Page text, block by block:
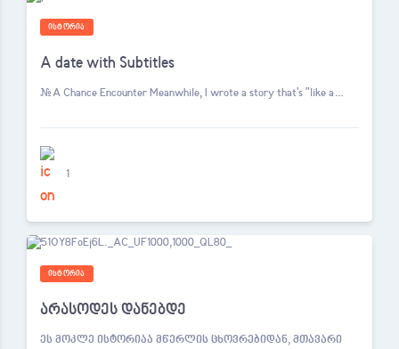
ᲘᲡᲢᲝᲠᲘᲐ
A date with Subtitles
# A Chance Encounter Meanwhile, I wrote a story that's "like a…
1
ᲘᲡᲢᲝᲠᲘᲐ
არასოდეს დანებდე
ეს მოკლე ისტორიაა მწერლის ცხოვრებიდან, მთავარი